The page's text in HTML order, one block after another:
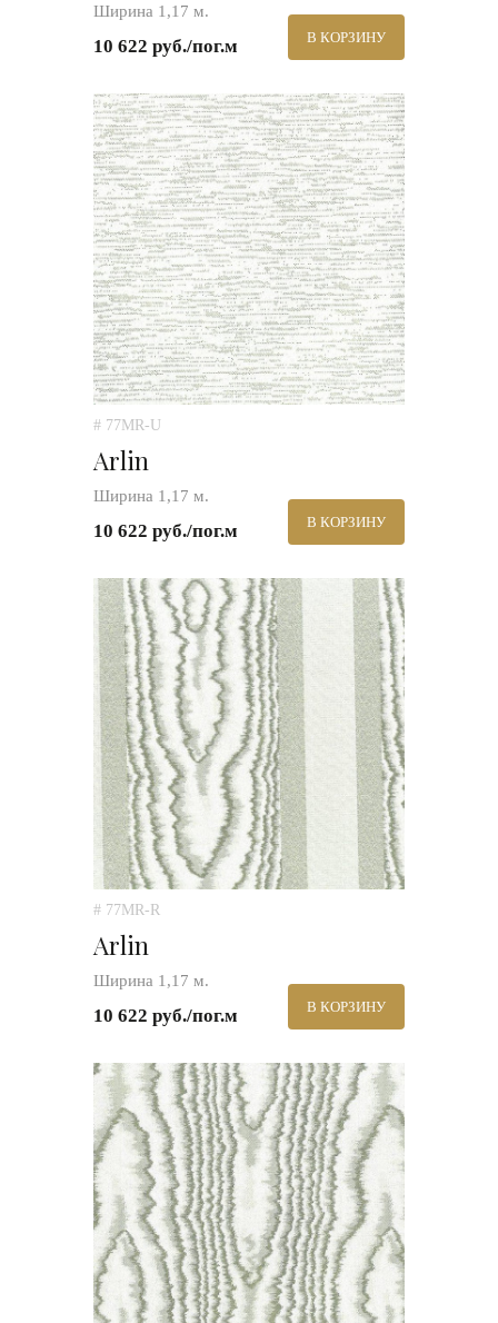
Ширина 1,17 м.
10 622 руб./пог.м В КОРЗИНУ
# 77MR-U
Arlin
Ширина 1,17 м.
10 622 руб./пог.м В КОРЗИНУ
# 77MR-R
Arlin
Ширина 1,17 м.
10 622 руб./пог.м В КОРЗИНУ